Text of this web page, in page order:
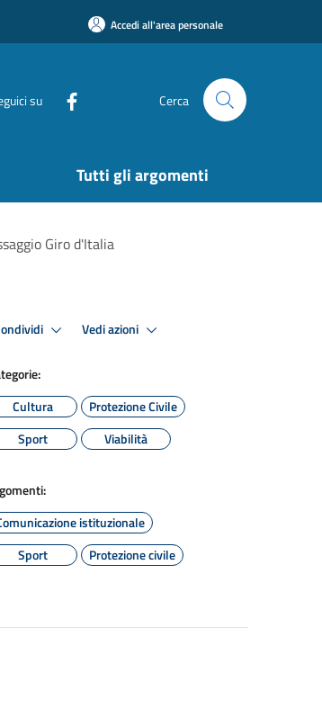
Accedi all'area personale
su Cerca
Tutti gli argomenti
Giro d'Italia
Vedi azioni
Cultura
Protezione Civile
Sport
Viabilità
istituzionale
Sport
Protezione civile